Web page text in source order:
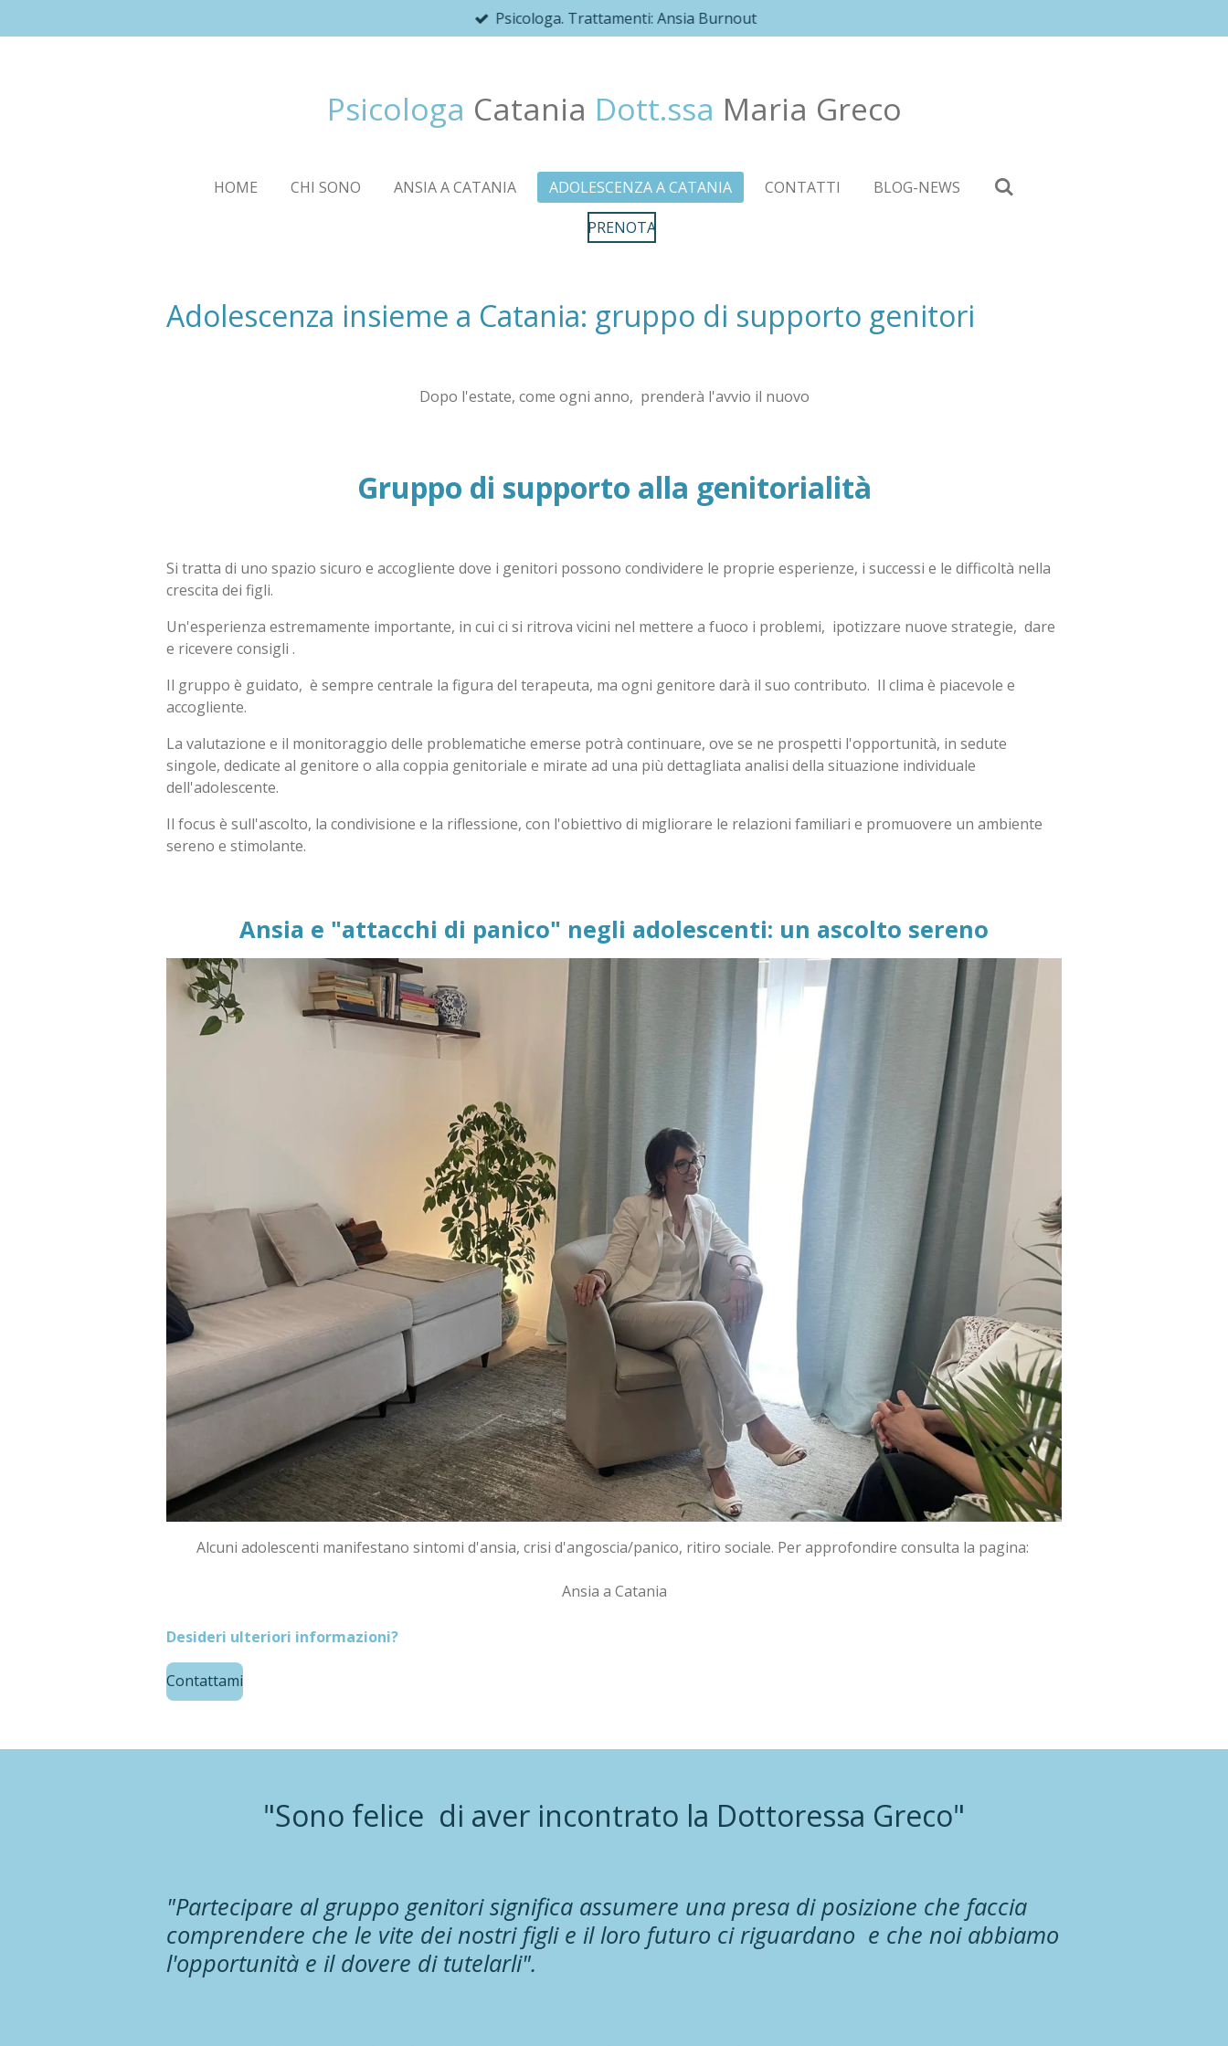
al
Psicologa. Trattamenti: Ansia Burnout
Psicologa Catania Dott.ssa Maria Greco
HOME CHI SONO ANSIA A CATANIA ADOLESCENZA A CATANIA CONTATTI
BLOG-NEWS
PRENOTA
Adolescenza insieme a Catania: gruppo di supporto genitori
Dopo l'estate, come ogni anno, prenderà l'avvio il nuovo
Gruppo di supporto alla genitorialità
Si tratta di uno spazio sicuro e accogliente dove i genitori possono condividere le proprie esperienze, i successi e le difficoltà nella
crescita dei figli.
Un'esperienza estremamente importante, in cui ci si ritrova vicini nel mettere a fuoco i problemi, ipotizzare nuove strategie, dare
e ricevere consigli .
Il gruppo è guidato, è sempre centrale la figura del terapeuta, ma ogni genitore darà il suo contributo. Il clima è piacevole e
accogliente.
La valutazione e il monitoraggio delle problematiche emerse potrà continuare, ove se ne prospetti l'opportunità, in sedute
singole, dedicate al genitore o alla coppia genitoriale e mirate ad una più dettagliata analisi della situazione individuale
dell'adolescente.
Il focus è sull'ascolto, la condivisione e la riflessione, con l'obiettivo di migliorare le relazioni familiari e promuovere un ambiente
sereno e stimolante.
Ansia e "attacchi di panico" negli adolescenti: un ascolto sereno
Alcuni adolescenti manifestano sintomi d'ansia, crisi d'angoscia/panico, ritiro sociale. Per approfondire consulta la pagina:
Ansia a Catania
Desideri ulteriori informazioni?
Contattami
"Sono felice di aver incontrato la Dottoressa Greco"
"Partecipare al gruppo genitori significa assumere una presa di posizione che faccia
comprendere che le vite dei nostri figli e il loro futuro ci riguardano e che noi abbiamo
l'opportunità e il dovere di tutelarli".